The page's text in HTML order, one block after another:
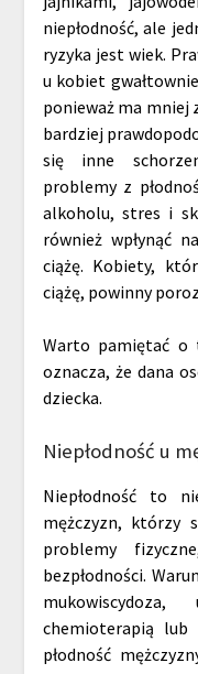
niepłodność, ale
ryzyka jest wiek.
u kobiet
ponieważ ma mniej
bardziej
się inne
problemy z
alkoholu, stres i
również wpłynąć
ciążę. Kobiety,
ciążę, powinny
Warto pamiętać o
oznacza, że dana
dziecka.
Niepłodność u
Niepłodność to
mężczyzn, którzy
problemy
bezpłodności.
chemioterapią lub
płodność